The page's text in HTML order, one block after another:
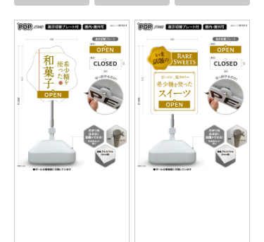
注目キーワード
チュクミ 韓国グルメ 駐車場 鍋 夏
CATEGORY
住まい・暮らし
美容・健康 地域・観光
ご利用ガイド トップ
取り扱い商品一覧
既製デザイン商品注文方法
オリジナルオーダー注文方法
初めての方へ
BEGINNER'S GUIDE
初めての方へ トップ
商品について